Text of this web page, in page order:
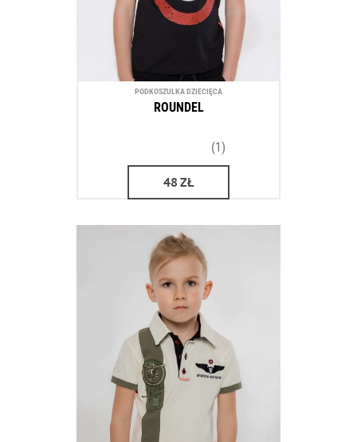
PODKOSZULKA DZIECIĘCA
ROUNDEL
(1)
48 ZŁ